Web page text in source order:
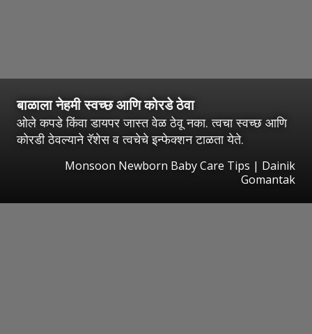
बाळाला नेहमी स्वच्छ आणि कोरडे ठेवा
ओले कपडे किंवा डायपर जास्त वेळ ठेवू नका. त्वचा स्वच्छ आणि
कोरडी ठेवल्याने रॅशेस व त्वचेचे इन्फेक्शन टाळता येते.
Monsoon Newborn Baby Care Tips | Dainik
Gomantak